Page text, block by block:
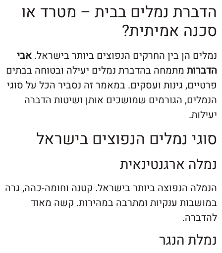
נמלים בבית – מטרד או
אמיתית?
בין החרקים הנפוצים ביותר בישראל.אבי
מתמחה בהדברת נמלים יעילה ובטוחה בבתים
גינות ועסקים. במאמר זה נסביר הכל על סוגי
הגורמים שמושכים אותן ושיטות הדברה
נמלים הנפוצים בישראל
ביותר בישראל. קטנה וחומה-כהה, גרה
ענקיות ומתרבה במהירות. קשה מאוד